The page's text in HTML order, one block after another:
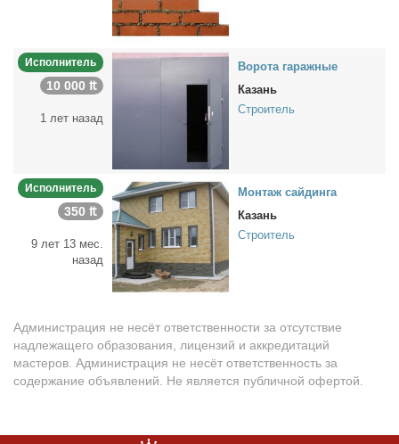
Исполнитель
10 000 ₶
1 лет назад
Во­ро­та га­раж­ные
Казань
Строитель
Исполнитель
350 ₶
9 лет 13 мес.
назад
Мон­таж сай­дин­га
Казань
Строитель
Администрация не несёт ответственности за отсутствие
надлежащего образования, лицензий и аккредитаций
мастеров. Администрация не несёт ответственность за
содержание объявлений. Не является публичной офертой.